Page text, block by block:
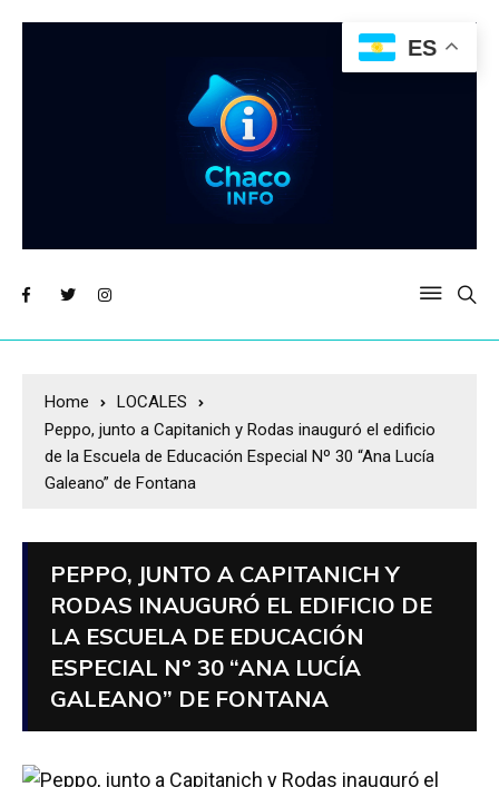
Home
LOCALES
Peppo, junto a Capitanich y Rodas inauguró el edificio
de la Escuela de Educación Especial Nº 30 “Ana Lucía
Galeano” de Fontana
PEPPO, JUNTO A CAPITANICH Y
RODAS INAUGURÓ EL EDIFICIO DE
LA ESCUELA DE EDUCACIÓN
ESPECIAL Nº 30 “ANA LUCÍA
GALEANO” DE FONTANA
ES